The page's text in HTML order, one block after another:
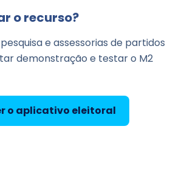
o recurso?
e assessorias de partidos
demonstração e testar o M2
o aplicativo eleitoral